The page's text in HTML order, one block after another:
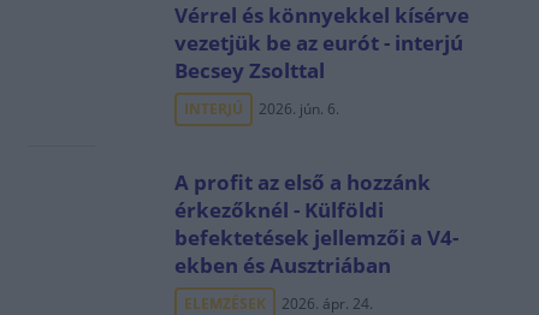
Vérrel és könnyekkel kísérve
vezetjük be az eurót - interjú
Becsey Zsolttal
INTERJÚ 2026. jún. 6.
A profit az első a hozzánk
érkezőknél - Külföldi
befektetések jellemzői a V4-
ekben és Ausztriában
ELEMZÉSEK 2026. ápr. 24.